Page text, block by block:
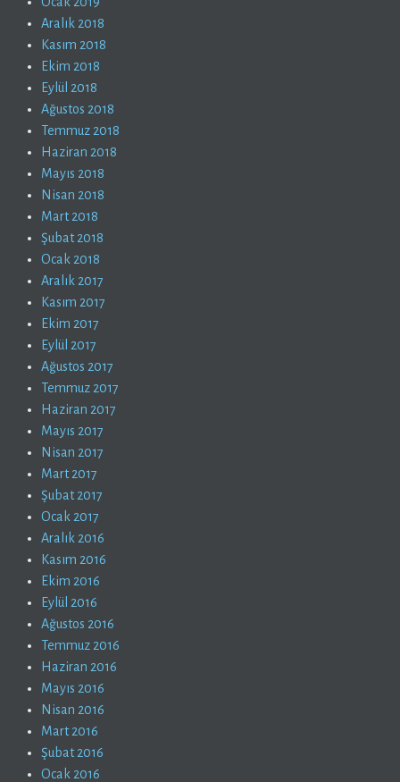
Aralık 2018
Kasım 2018
Ekim 2018
Eylül 2018
Ağustos 2018
Temmuz 2018
Haziran 2018
Mayıs 2018
Nisan 2018
Mart 2018
Şubat 2018
Ocak 2018
Aralık 2017
Kasım 2017
Ekim 2017
Eylül 2017
Ağustos 2017
Temmuz 2017
Haziran 2017
Mayıs 2017
Nisan 2017
Mart 2017
Şubat 2017
Ocak 2017
Aralık 2016
Kasım 2016
Ekim 2016
Eylül 2016
Ağustos 2016
Temmuz 2016
Haziran 2016
Mayıs 2016
Nisan 2016
Mart 2016
Şubat 2016
Ocak 2016